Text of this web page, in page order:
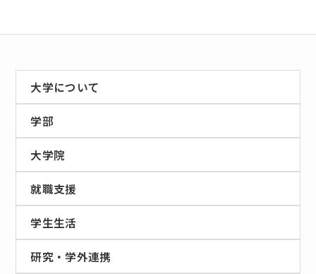
大学について
学部
大学院
就職支援
学生生活
研究・学外連携